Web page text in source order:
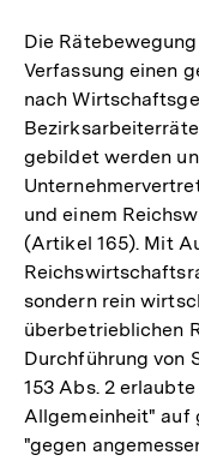
Die
Verfassung einen
nach
gebildet werden
und einem
(Artikel 165). Mit
sondern rein
überbetrieblichen
Durchführung von
153 Abs. 2
Allgemeinheit" auf
"gegen